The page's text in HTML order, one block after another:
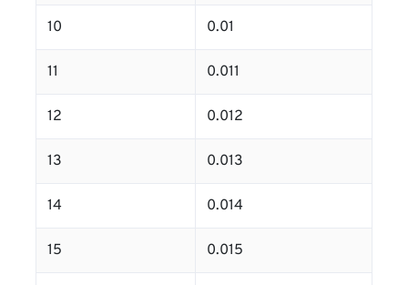
10 0.01
11 0.011
12 0.012
13 0.013
14 0.014
15 0.015